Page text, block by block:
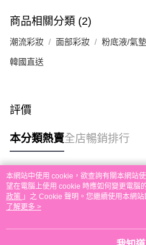
付款後順豐站及營業點取貨
本地配送
免運費
其他地區配送
商品相關分類 (2)
潮流彩妝 面部彩妝 粉底液/氣
韓國直送
評價
本分類熱賣全店暢銷排行
熱門標籤
熱銷排行
本網站中使用 cookie，欲查詢有關本網站
望在電腦上使用 cookie 時應如何變更電腦
政策 」之 Cookie 聲明。您繼續使用本網
條款之 Cookie 聲明使用 cookie。
了解更多 >